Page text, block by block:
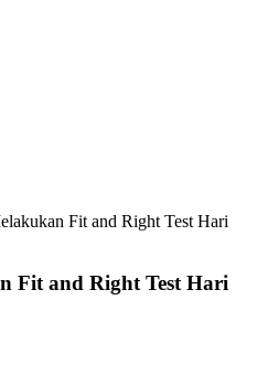
Fit and Right Test Hari
Fit and Right Test Hari